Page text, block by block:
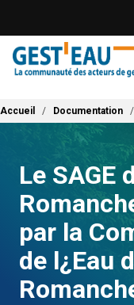
contenu
principal
Fil d'Ariane
Accueil Documentation
Le SAGE
par la
de l¿Eau